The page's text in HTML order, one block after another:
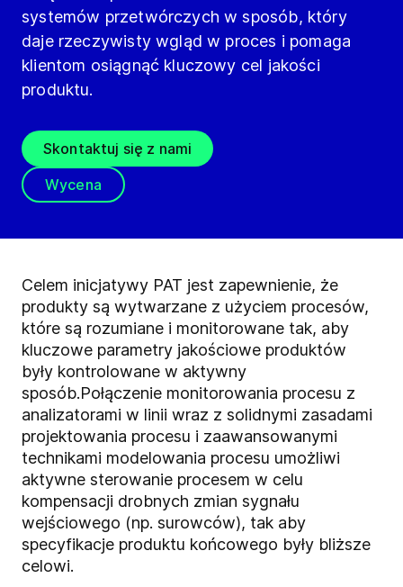
systemów przetwórczych w sposób, który
daje rzeczywisty wgląd w proces i pomaga
klientom osiągnąć kluczowy cel jakości
produktu.
Skontaktuj się z nami
Wycena
Celem inicjatywy PAT jest zapewnienie, że
produkty są wytwarzane z użyciem procesów,
które są rozumiane i monitorowane tak, aby
kluczowe parametry jakościowe produktów
były kontrolowane w aktywny
sposób.Połączenie monitorowania procesu z
analizatorami w linii wraz z solidnymi zasadami
projektowania procesu i zaawansowanymi
technikami modelowania procesu umożliwi
aktywne sterowanie procesem w celu
kompensacji drobnych zmian sygnału
wejściowego (np. surowców), tak aby
specyfikacje produktu końcowego były bliższe
celowi.